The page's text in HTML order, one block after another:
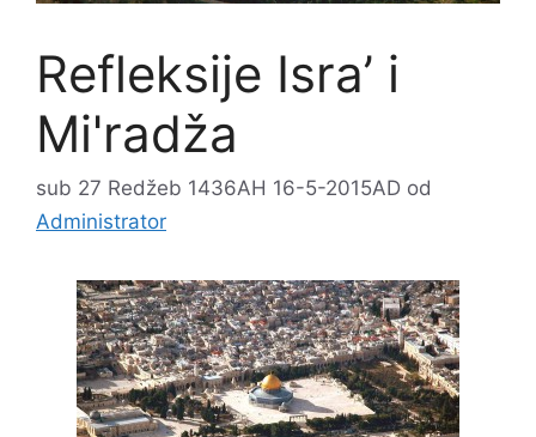
Refleksije Isra’ i
Mi'radža
sub 27 Redžeb 1436AH 16-5-2015AD od
Administrator